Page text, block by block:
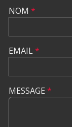
NOM *
EMAIL*
MESSAGE *